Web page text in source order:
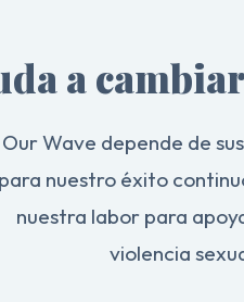
a
Our Wave depende de
nuestro éxito
nuestra labor para
violencia